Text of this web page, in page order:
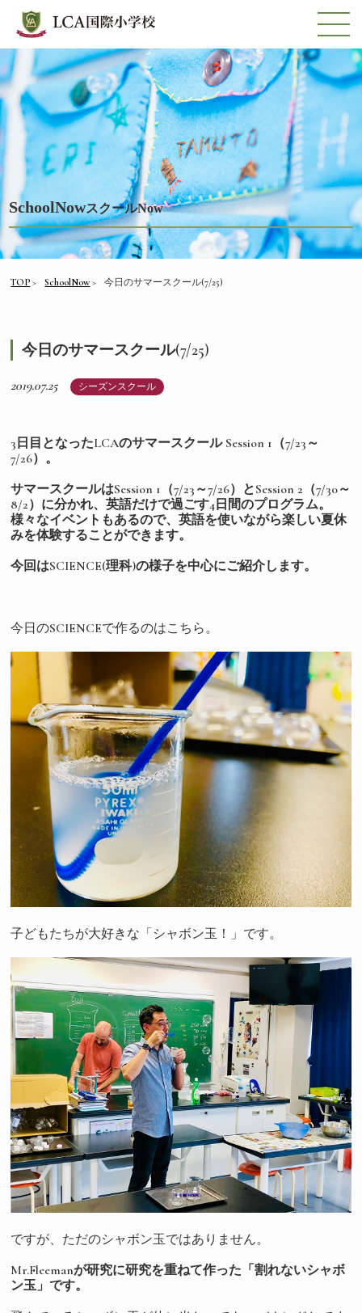
SchoolNowスクールNow
TOP SchoolNow 今日のサマースクール(7/25)
今日のサマースクール(7/25)
2019.07.25 シーズンスクール
3日目となったLCAのサマースクール Session 1（7/23～
7/26）。
サマースクールはSession 1（7/23～7/26）とSession 2（7/30～
8/2）に分かれ、英語だけで過ごす4日間のプログラム。
様々なイベントもあるので、英語を使いながら楽しい夏休
みを体験することができます。
今回はSCIENCE(理科)の様子を中心にご紹介します。
今日のSCIENCEで作るのはこちら。
子どもたちが大好きな「シャボン玉！」です。
ですが、ただのシャボン玉ではありません。
Mr.Fleemanが研究に研究を重ねて作った「割れないシャボ
ン玉」です。